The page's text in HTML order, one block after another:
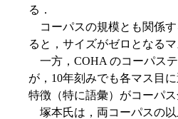
る．
コーパスの規模とも関係す
ると，サイズがゼロとなる
一方，COHA のコーパステ
が，10年刻みでも各マス目
特徴（特に語彙）がコーパ
塚本氏は，両コーパスの以